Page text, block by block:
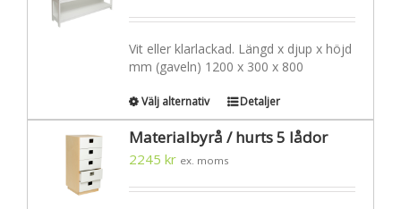
Vit eller klarlackad. Längd x djup x höjd
mm (gaveln) 1200 x 300 x 800
Välj alternativ Detaljer
Materialbyrå / hurts 5 lådor
2245kr ex. moms